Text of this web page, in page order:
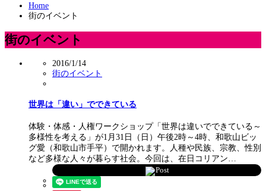
Home
街のイベント
街のイベント
2016/1/14
街のイベント
世界は「違い」でできている
体験・体感・人権ワークショップ「世界は違いでできている～
多様性を考える」が1月31日（日）午後2時～4時、和歌山ビッ
グ愛（和歌山市手平）で開かれます。人種や民族、宗教、性別
など多様な人々が暮らす社会。今回は、在日コリアン…
Post